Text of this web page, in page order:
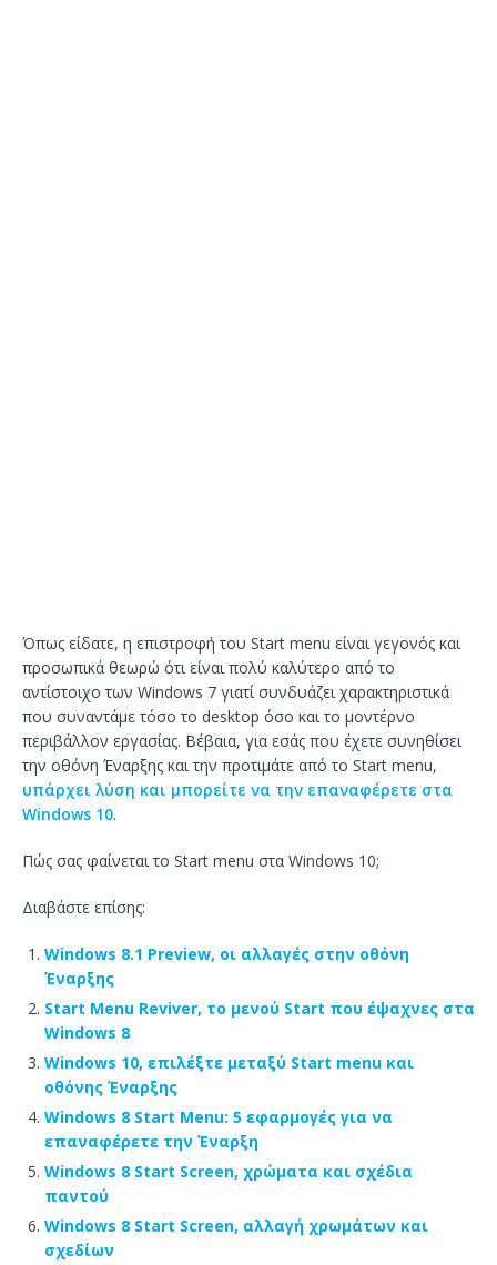
Όπως είδατε, η επιστροφή του Start menu είναι γεγονός και
προσωπικά θεωρώ ότι είναι πολύ καλύτερο από το
αντίστοιχο των Windows 7 γιατί συνδυάζει χαρακτηριστικά
που συναντάμε τόσο το desktop όσο και το μοντέρνο
περιβάλλον εργασίας. Βέβαια, για εσάς που έχετε συνηθίσει
την οθόνη Έναρξης και την προτιμάτε από το Start menu,
υπάρχει λύση και μπορείτε να την επαναφέρετε στα
Windows 10.
Πώς σας φαίνεται το Start menu στα Windows 10;
Διαβάστε επίσης:
Windows 8.1 Preview, οι αλλαγές στην οθόνη
Έναρξης
Start Menu Reviver, το μενού Start που έψαχνες στα
Windows 8
Windows 10, επιλέξτε μεταξύ Start menu και
οθόνης Έναρξης
Windows 8 Start Menu: 5 εφαρμογές για να
επαναφέρετε την Έναρξη
Windows 8 Start Screen, χρώματα και σχέδια
παντού
Windows 8 Start Screen, αλλαγή χρωμάτων και
σχεδίων